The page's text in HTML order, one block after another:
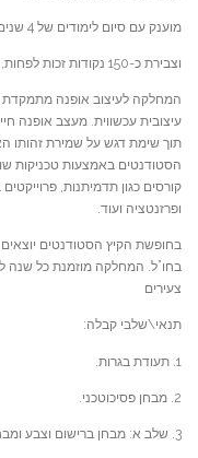
מוענק עם סיום לימודים של 4 שנים
וצבירת כ-150 נקודות זכות לפחות, המחולקים לכ-36 נקודות זכות, בכל שנת לימוד.
המחלקה לעיצוב אופנה מתמקדת
עיצובית עכשווית. מעצב אופנה
תוך שימת דגש על שמירת זהותו
הסטודנטים באמצעות טכניקות
קורסים כגון תדמיתנות,
ופרזנטציה ועוד.
בחופשת הקיץ הסטודנטים
בחו”ל. המחלקה מוזמנת כל שנה
צעירים
תנאי\שלבי קבלה:
1. תעודת בגרות.
2. מבחן פסיכוטכני.
3. שלב א: מבחן ברישום וצבע ומבחן בעיצוב אופנה.